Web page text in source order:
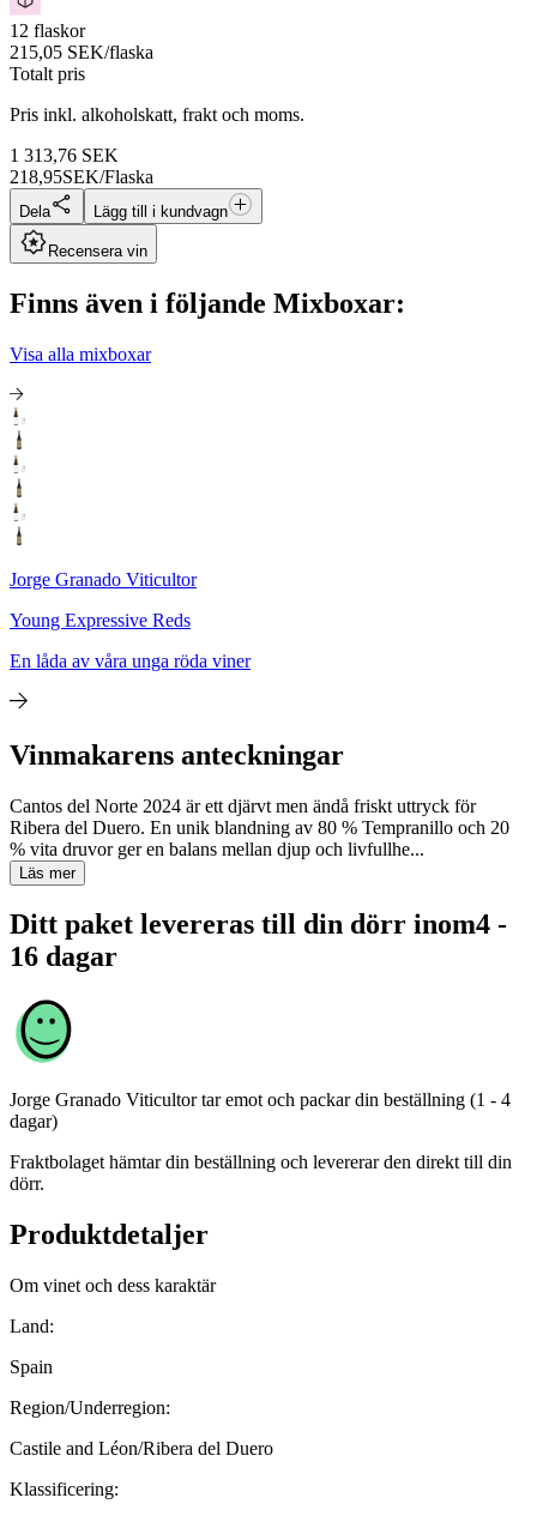
12 flaskor
215,05 SEK/flaska
Totalt pris
Pris inkl. alkoholskatt, frakt och moms.
1 313,76 SEK
218,95SEK/Flaska
Dela Lägg till i kundvagn
Recensera vin
Finns även i följande Mixboxar:
Visa alla mixboxar
Jorge Granado Viticultor
Young Expressive Reds
En låda av våra unga röda viner
Vinmakarens anteckningar
Cantos del Norte 2024 är ett djärvt men ändå friskt uttryck för
Ribera del Duero. En unik blandning av 80 % Tempranillo och 20
% vita druvor ger en balans mellan djup och livfullhe...
Läs mer
Ditt paket levereras till din dörr inom4 -
16 dagar
Jorge Granado Viticultor tar emot och packar din beställning (1 - 4
dagar)
Fraktbolaget hämtar din beställning och levererar den direkt till din
dörr.
Produktdetaljer
Om vinet och dess karaktär
Land:
Spain
Region/Underregion:
Castile and Léon/Ribera del Duero
Klassificering: